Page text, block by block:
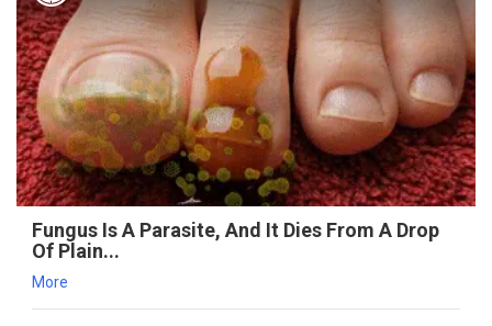
Fungus Is A Parasite, And It Dies From A Drop
Of Plain...
More